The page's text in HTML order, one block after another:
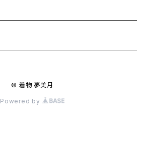
© 着物 夢美月
Powered by